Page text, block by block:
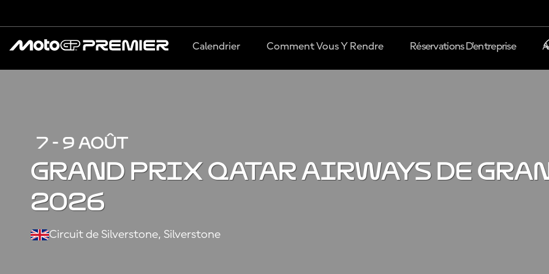
Calendrier Comment Vous Y Rendre Réservations D'entreprise
7 - 9 AOÛT
GRAND PRIX QATAR AIRWAYS DE
2026
Circuit de Silverstone, Silverstone